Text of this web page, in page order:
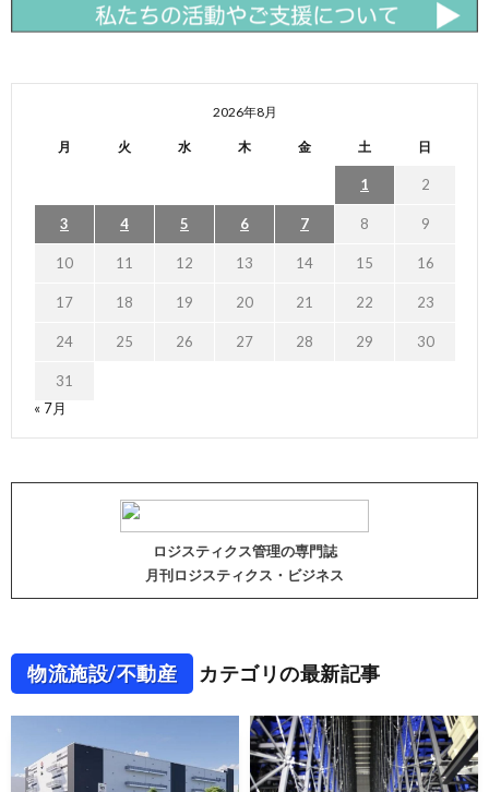
2026年8月
月 火 水 木 金 土 日
1 2
3 4 5 6 7 8 9
10 11 12 13 14 15 16
17 18 19 20 21 22 23
24 25 26 27 28 29 30
31
« 7月
ロジスティクス管理の専門誌
月刊ロジスティクス・ビジネス
物流施設/不動産 カテゴリの最新記事